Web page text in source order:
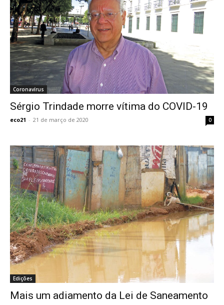
Coronavírus
Sérgio Trindade morre vítima do COVID-19
eco21 - 21 de março de 2020 0
Edições
Mais um adiamento da Lei de Saneamento